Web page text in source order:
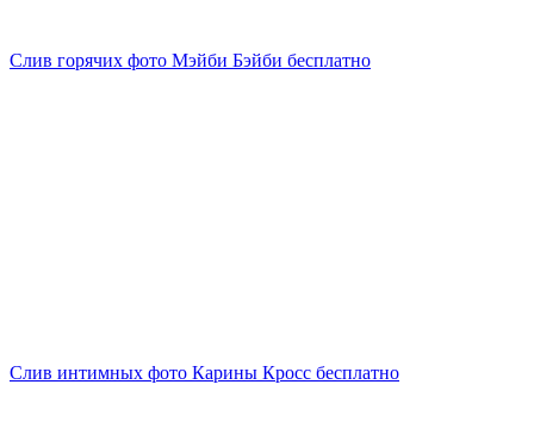
Слив горячих фото Мэйби Бэйби бесплатно
Слив интимных фото Карины Кросс бесплатно